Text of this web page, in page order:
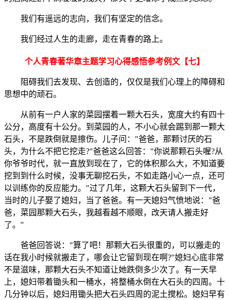
我们有遥远的志向，我们有坚定的信念。
我们经过人生的走廊，走在青春的路上。
个人青春著华章主题学习心得感悟参考例文【七】
阻碍我们去发现、去创造的，仅仅是我们心理上的障碍和
思想中的顽石。
从前有一户人家的菜园摆着一颗大石头，宽度大约有四十
公分，高度有十公分。到菜园的人，不小心就会踢到那一颗大
石头，不是跌倒就是擦伤。儿子问："爸爸，那颗讨厌的石
头，为什么不把它挖走?"爸爸这么回答："你说那颗石头喔?从
你爷爷时代，就一直放到现在了，它的体积那么大，不知道要
挖到到什么时候，没事无聊挖石头，不如走路小心一点，还可
以训练你的反应能力。"过了几年，这颗大石头留到下一代，
当时的儿子娶了媳妇，当了爸爸。有一天媳妇气愤地说："爸
爸，菜园那颗大石头，我越看越不顺眼，改天请人搬走好
了。"
爸爸回答说："算了吧！那颗大石头很重的，可以搬走的
话在我小时候就搬走了，哪会让它留到现在啊?"媳妇心底非常
不是滋味，那颗大石头不知道让她跌倒多少次了。有一天早
上，媳妇带着锄头和一桶水，将整桶水倒在大石头的四周。十
几分钟以后，媳妇用锄头把大石头四周的泥土搅松。媳妇早有